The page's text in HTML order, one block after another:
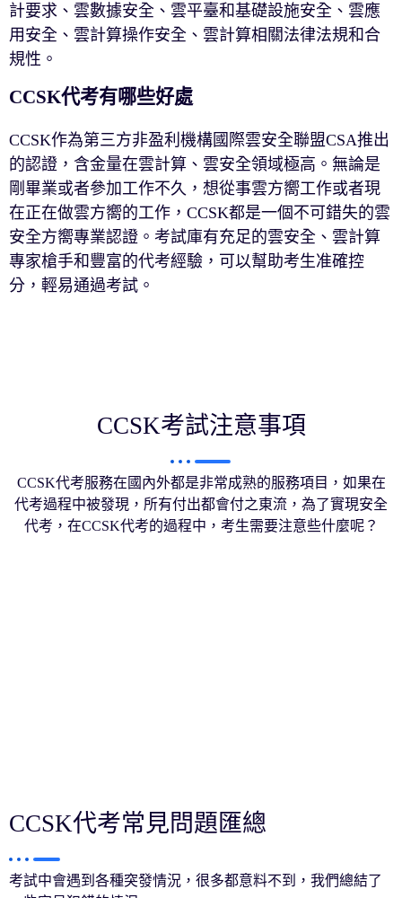
計要求、雲數據安全、雲平臺和基礎設施安全、雲應
用安全、雲計算操作安全、雲計算相關法律法規和合
規性。
CCSK代考有哪些好處
CCSK作為第三方非盈利機構國際雲安全聯盟CSA推出
的認證，含金量在雲計算、雲安全領域極高。無論是
剛畢業或者參加工作不久，想從事雲方嚮工作或者現
在正在做雲方嚮的工作，CCSK都是一個不可錯失的雲
安全方嚮專業認證。考試庫有充足的雲安全、雲計算
專家槍手和豐富的代考經驗，可以幫助考生准確控
分，輕易通過考試。
CCSK考試注意事項
CCSK代考服務在國內外都是非常成熟的服務項目，如果在
代考過程中被發現，所有付出都會付之東流，為了實現安全
代考，在CCSK代考的過程中，考生需要注意些什麼呢？
CCSK代考常見問題匯總
考試中會遇到各種突發情況，很多都意料不到，我們總結了